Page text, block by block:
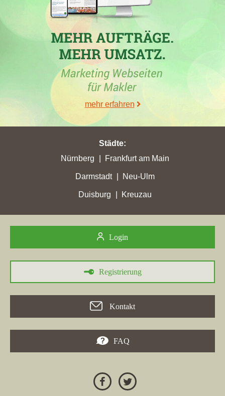
mehr erfahren
Städte:
Nürnberg
Frankfurt am Main
Darmstadt Neu-Ulm
Duisburg Kreuzau
Login
Registrierung
Kontakt
FAQ